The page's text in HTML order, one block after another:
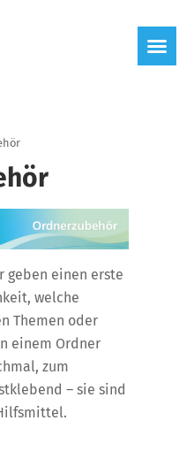
geben einen erste
welche
Themen oder
einem Ordner
zum
– sie sind